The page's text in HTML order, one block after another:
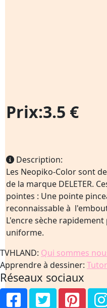
Prix:3.5 €
Description:
Les Neopiko-Color sont
de la marque DELETER.
pointes : Une pointe
reconnaissable à
L'encre sèche
uniforme.
TVHLAND: Qui sommes
Apprendre à dessiner:
Réseaux sociaux